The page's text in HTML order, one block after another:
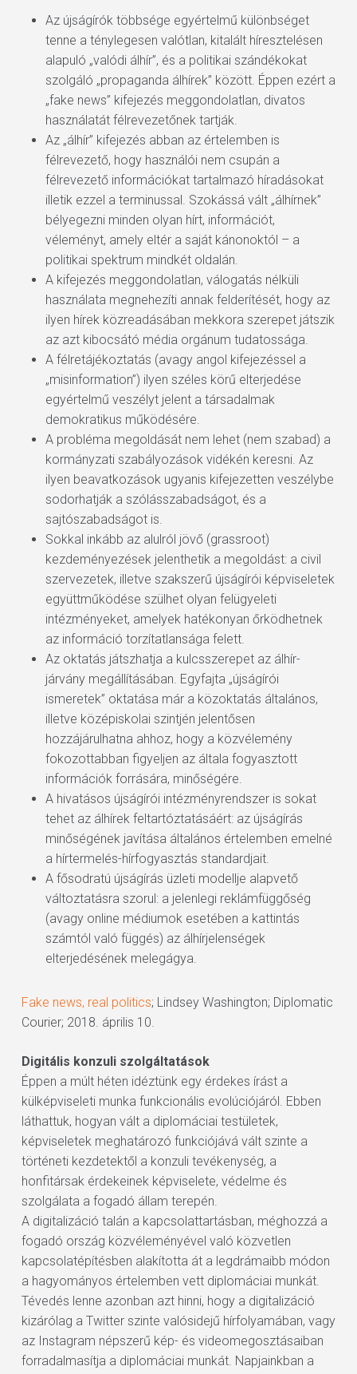
Az újságírók többsége egyértelmű különbséget
tenne a ténylegesen valótlan, kitalált híresztelésen
alapuló „valódi álhír”, és a politikai szándékokat
szolgáló „propaganda álhírek” között. Éppen ezért a
„fake news” kifejezés meggondolatlan, divatos
használatát félrevezetőnek tartják.
Az „álhír” kifejezés abban az értelemben is
félrevezető, hogy használói nem csupán a
félrevezető információkat tartalmazó híradásokat
illetik ezzel a terminussal. Szokássá vált „álhírnek”
bélyegezni minden olyan hírt, információt,
véleményt, amely eltér a saját kánonoktól – a
politikai spektrum mindkét oldalán.
A kifejezés meggondolatlan, válogatás nélküli
használata megnehezíti annak felderítését, hogy az
ilyen hírek közreadásában mekkora szerepet játszik
az azt kibocsátó média orgánum tudatossága.
A félretájékoztatás (avagy angol kifejezéssel a
„misinformation”) ilyen széles körű elterjedése
egyértelmű veszélyt jelent a társadalmak
demokratikus működésére.
A probléma megoldását nem lehet (nem szabad) a
kormányzati szabályozások vidékén keresni. Az
ilyen beavatkozások ugyanis kifejezetten veszélybe
sodorhatják a szólásszabadságot, és a
sajtószabadságot is.
Sokkal inkább az alulról jövő (grassroot)
kezdeményezések jelenthetik a megoldást: a civil
szervezetek, illetve szakszerű újságírói képviseletek
együttműködése szülhet olyan felügyeleti
intézményeket, amelyek hatékonyan őrködhetnek
az információ torzítatlansága felett.
Az oktatás játszhatja a kulcsszerepet az álhír-
járvány megállításában. Egyfajta „újságírói
ismeretek” oktatása már a közoktatás általános,
illetve középiskolai szintjén jelentősen
hozzájárulhatna ahhoz, hogy a közvélemény
fokozottabban figyeljen az általa fogyasztott
információk forrására, minőségére.
A hivatásos újságírói intézményrendszer is sokat
tehet az álhírek feltartóztatásáért: az újságírás
minőségének javítása általános értelemben emelné
a hírtermelés-hírfogyasztás standardjait.
A fősodratú újságírás üzleti modellje alapvető
változtatásra szorul: a jelenlegi reklámfüggőség
(avagy online médiumok esetében a kattintás
számtól való függés) az álhírjelenségek
elterjedésének melegágya.
Fake news, real politics; Lindsey Washington; Diplomatic
Courier; 2018. április 10.
Digitális konzuli szolgáltatások
Éppen a múlt héten idéztünk egy érdekes írást a
külképviseleti munka funkcionális evolúciójáról. Ebben
láthattuk, hogyan vált a diplomáciai testületek,
képviseletek meghatározó funkciójává vált szinte a
történeti kezdetektől a konzuli tevékenység, a
honfitársak érdekeinek képviselete, védelme és
szolgálata a fogadó állam terepén.
A digitalizáció talán a kapcsolattartásban, méghozzá a
fogadó ország közvéleményével való közvetlen
kapcsolatépítésben alakította át a legdrámaibb módon
a hagyományos értelemben vett diplomáciai munkát.
Tévedés lenne azonban azt hinni, hogy a digitalizáció
kizárólag a Twitter szinte valósidejű hírfolyamában, vagy
az Instagram népszerű kép- és videomegosztásaiban
forradalmasítja a diplomáciai munkát. Napjainkban a